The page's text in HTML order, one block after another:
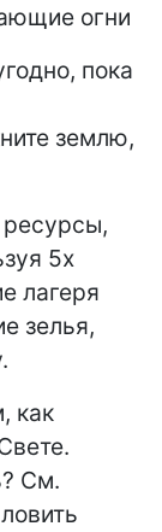
огни
пока
землю,
5x
лагеря
зелья,
как
См.